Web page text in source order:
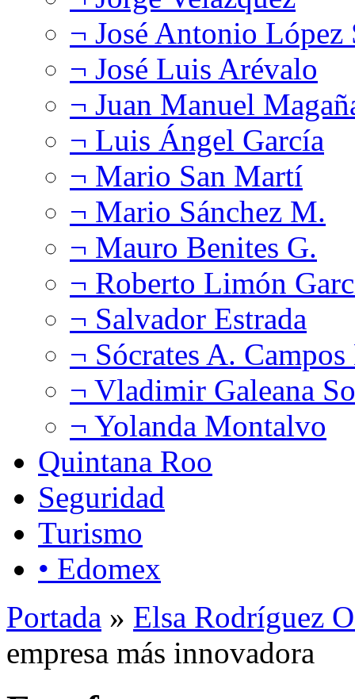
¬ José Antonio López
¬ José Luis Arévalo
¬ Juan Manuel
¬ Luis Ángel García
¬ Mario San Martí
¬ Mario Sánchez M.
¬ Mauro Benites G.
¬ Roberto Limón
¬ Salvador Estrada
¬ Sócrates A.
¬ Vladimir Galeana
¬ Yolanda Montalvo
Quintana Roo
Seguridad
Turismo
• Edomex
Portada » Elsa Rodríguez
empresa más innovadora